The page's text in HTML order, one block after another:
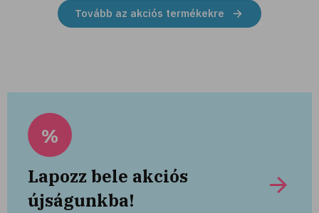
Tovább az akciós termékekre
%
Lapozz bele akciós
újságunkba!